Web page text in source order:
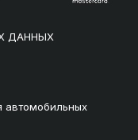
ДАННЫХ
автомобильных